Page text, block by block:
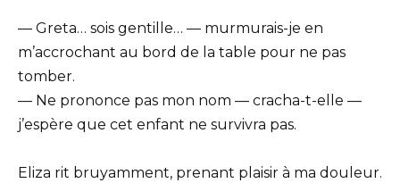
— Greta… sois gentille… — murmurais-je en
m’accrochant au bord de la table pour ne pas
tomber.
— Ne prononce pas mon nom — cracha-t-elle —
j’espère que cet enfant ne survivra pas.
Eliza rit bruyamment, prenant plaisir à ma douleur.